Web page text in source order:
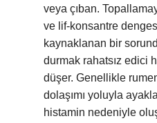
veya çıban.
ve lif-konsantre
kaynaklanan bir
durmak rahatsız edici
düşer. Genellikle
dolaşımı yoluyla
histamin nedeniyle